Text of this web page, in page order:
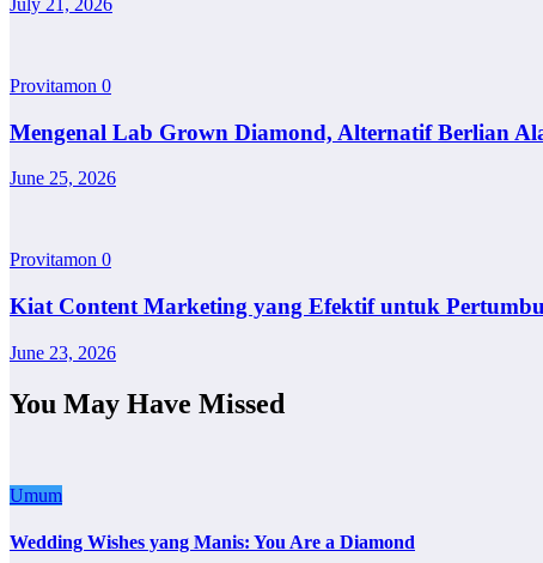
July 21, 2026
Provitamon 0
Mengenal Lab Grown Diamond, Alternatif Berlian
June 25, 2026
Provitamon 0
Kiat Content Marketing yang Efektif untuk
June 23, 2026
You May Have Missed
Umum
Wedding Wishes yang Manis: You Are a Diamond